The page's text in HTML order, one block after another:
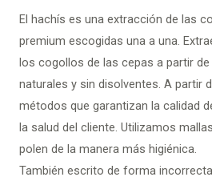
El hachís es una extracción de las
premium escogidas una a una.
los cogollos de las cepas a partir
naturales y sin disolventes. A partir
métodos que garantizan la calidad
la salud del cliente. Utilizamos
polen de la manera más higiénica.
También escrito de forma